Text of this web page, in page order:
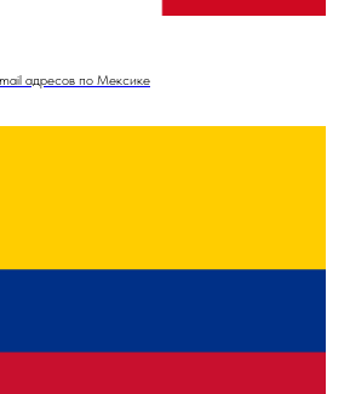
адресов по Мексике